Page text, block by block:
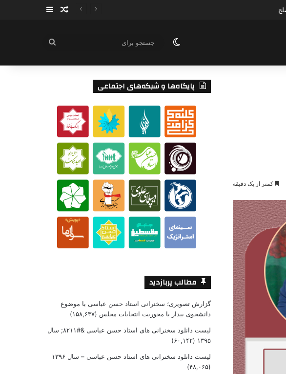
نوشته تصادفی
سایدبار
تغییر پوسته
جستجو
کمتر از یک دقیقه
پایگاه‌ها و شبکه‌های اجتماعی
مطالب پربازدید
گزارش تصویری؛ سخنرانی استاد حسن عباسی با موضوع
دانشجوی بیدار با محوریت انتخابات مجلس (۱۵۸,۶۳۷)
لیست دانلود سخنرانی های استاد حسن عباسی &#۸۲۱۱; سال
۱۳۹۵ (۶۰,۱۴۲)
لیست دانلود سخنرانی های استاد حسن عباسی – سال ۱۳۹۶
(۴۸,۰۶۵)